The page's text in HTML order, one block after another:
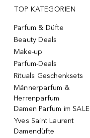
TOP KATEGORIEN
Parfum & Düfte
Beauty Deals
Make-up
Parfum-Deals
Rituals Geschenksets
Männerparfum &
Herrenparfum
Damen Parfum im SALE
Yves Saint Laurent
Damendüfte